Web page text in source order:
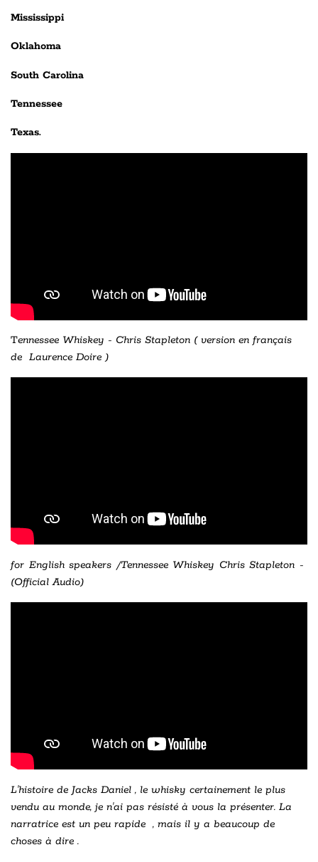
Mississippi
Oklahoma
South Carolina
Tennessee
Texas.
Tennessee Whiskey - Chris Stapleton ( version en français
de Laurence Doire )
for English speakers /Tennessee Whiskey Chris Stapleton -
(Official Audio)
L'histoire de Jacks Daniel , le whisky certainement le plus
vendu au monde, je n'ai pas résisté à vous la présenter. La
narratrice est un peu rapide , mais il y a beaucoup de
choses à dire .